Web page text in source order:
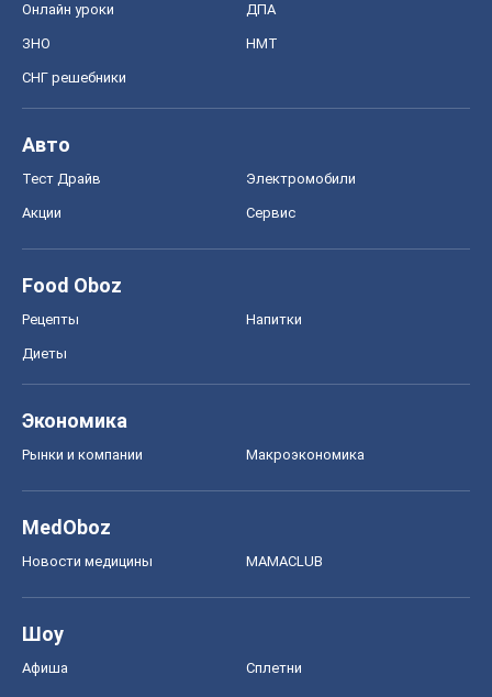
Онлайн уроки ДПА
ЗНО НМТ
СНГ решебники
Авто
Тест Драйв Электромобили
Акции Сервис
Food Oboz
Рецепты Напитки
Диеты
Экономика
Рынки и компании Mакроэкономика
MedOboz
Новости медицины MAMACLUB
Шоу
Афиша Сплетни